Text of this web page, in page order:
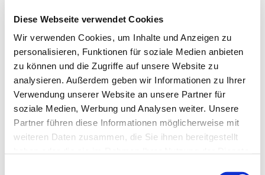
Diese Webseite verwendet Cookies
Wir verwenden Cookies, um Inhalte und Anzeigen zu
personalisieren, Funktionen für soziale Medien anbieten
zu können und die Zugriffe auf unsere Website zu
analysieren. Außerdem geben wir Informationen zu Ihrer
Verwendung unserer Website an unsere Partner für
soziale Medien, Werbung und Analysen weiter. Unsere
Partner führen diese Informationen möglicherweise mit
weiteren Daten zusammen, die Sie ihnen bereitgestellt
Dies könnte Sie auch
interessieren